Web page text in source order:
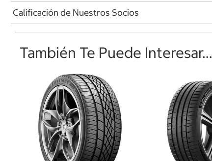
Calificación de Nuestros Socios
También Te Puede Interesar...